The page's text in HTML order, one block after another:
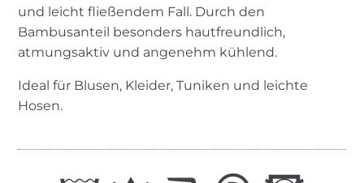
und leicht fließendem Fall. Durch den
Bambusanteil besonders hautfreundlich,
atmungsaktiv und angenehm kühlend.
Ideal für Blusen, Kleider, Tuniken und leichte
Hosen.